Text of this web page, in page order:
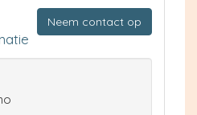
Neem contact op